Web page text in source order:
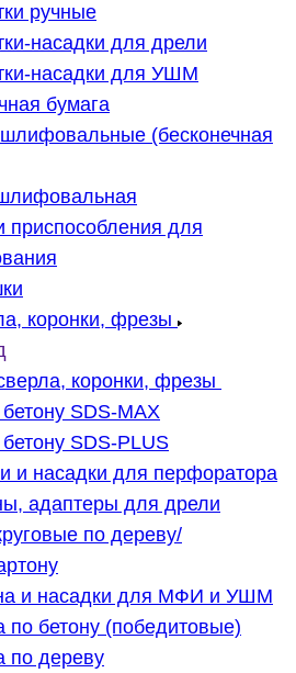
ручные
насадки для дрели
насадки для УШМ
бумага
(бесконечная
приспособления для
коронки, фрезы
коронки, фрезы
SDS-MAX
SDS-PLUS
и насадки для перфоратора
адаптеры для дрели
по дереву/
и насадки для МФИ и УШМ
по бетону (победитовые)
по дереву